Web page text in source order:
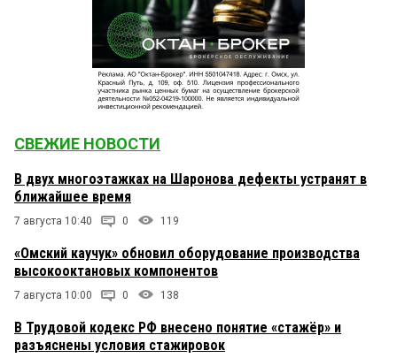
СВЕЖИЕ НОВОСТИ
В двух многоэтажках на Шаронова дефекты устранят в
ближайшее время
7 августа 10:40 0 119
«Омский каучук» обновил оборудование производства
высокооктановых компонентов
7 августа 10:00 0 138
В Трудовой кодекс РФ внесено понятие «стажёр» и
разъяснены условия стажировок